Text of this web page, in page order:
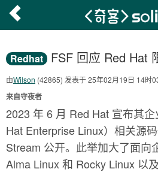
Redhat FSF 回应 Red Hat
由Wilson (42865) 发表于 25年02月19日 14时
来自守夜者
2023 年 6 月 Red Hat 宣布其
Hat Enterprise Linux）相关源
Stream 公开。此举加大了面向
Alma Linux 和 Rocky Linux 以